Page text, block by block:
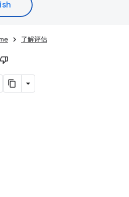
了解评估